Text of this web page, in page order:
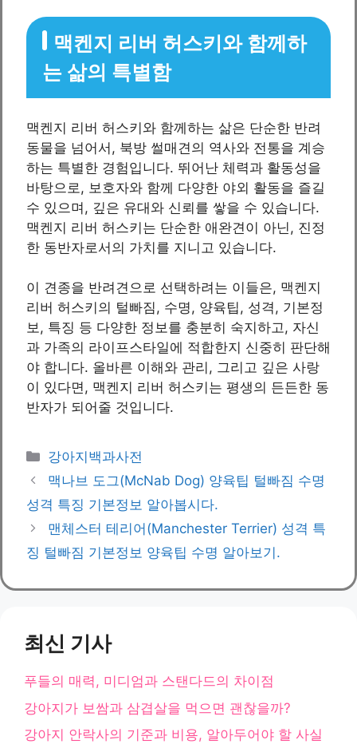
맥켄지 리버 허스키와 함께하
는 삶의 특별함
맥켄지 리버 허스키와 함께하는 삶은 단순한 반려
동물을 넘어서, 북방 썰매견의 역사와 전통을 계승
하는 특별한 경험입니다. 뛰어난 체력과 활동성을
바탕으로, 보호자와 함께 다양한 야외 활동을 즐길
수 있으며, 깊은 유대와 신뢰를 쌓을 수 있습니다.
맥켄지 리버 허스키는 단순한 애완견이 아닌, 진정
한 동반자로서의 가치를 지니고 있습니다.
이 견종을 반려견으로 선택하려는 이들은, 맥켄지
리버 허스키의 털빠짐, 수명, 양육팁, 성격, 기본정
보, 특징 등 다양한 정보를 충분히 숙지하고, 자신
과 가족의 라이프스타일에 적합한지 신중히 판단해
야 합니다. 올바른 이해와 관리, 그리고 깊은 사랑
이 있다면, 맥켄지 리버 허스키는 평생의 든든한 동
반자가 되어줄 것입니다.
카
테
리
강아지백과사전
맥나브 도그(McNab Dog) 양육팁 털빠짐 수명
성격 특징 기본정보 알아봅시다.
맨체스터 테리어(Manchester Terrier) 성격 특
징 털빠짐 기본정보 양육팁 수명 알아보기.
최신 기사
푸들의 매력, 미디엄과 스탠다드의 차이점
강아지가 보쌈과 삼겹살을 먹으면 괜찮을까?
강아지 안락사의 기준과 비용, 알아두어야 할 사실